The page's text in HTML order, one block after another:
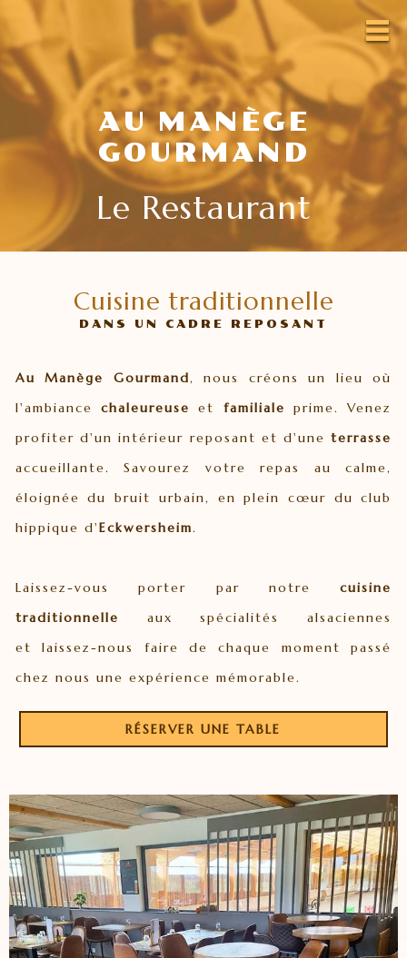
AU MANÈGE
GOURMAND
Le Restaurant
Cuisine traditionnelle
DANS UN CADRE REPOSANT
Au Manège Gourmand, nous créons un lieu où
l'ambiancechaleureuse et familiale prime. Venez
profiter d'un intérieur reposant et d'uneterrasse
accueillante. Savourez votre repas au calme,
éloignée du bruit urbain, en plein cœur du club
hippique d'Eckwersheim.
Laissez-vous porter par notrecuisine
traditionnelle
aux spécialitésalsaciennes
et
laissez-nous faire de chaque moment passé
chez nous une expérience mémorable.
RÉSERVER UNE TABLE